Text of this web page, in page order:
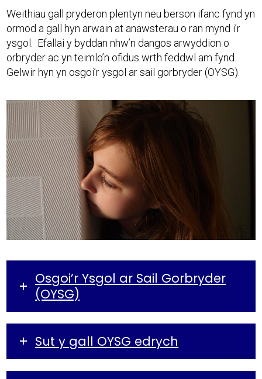
Weithiau gall pryderon plentyn neu berson ifanc fynd yn
ormod a gall hyn arwain at anawsterau o ran mynd i’r
ysgol. Efallai y byddan nhw’n dangos arwyddion o
orbryder ac yn teimlo’n ofidus wrth feddwl am fynd.
Gelwir hyn yn osgoi’r ysgol ar sail gorbryder (OYSG).
Osgoi’r Ysgol ar Sail Gorbryder
(OYSG)
Sut y gall OYSG edrych